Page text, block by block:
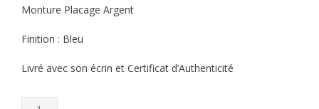
Monture Placage Argent
Finition : Bleu
Livré avec son écrin et Certificat d’Authenticité
quantité